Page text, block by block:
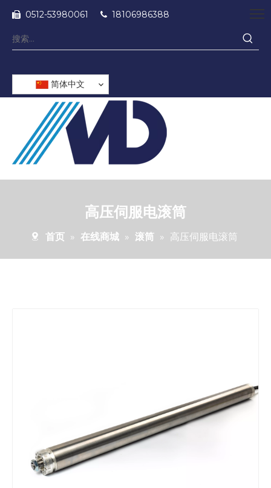
 0512-53980061  18106986388
简体中文
高压伺服电滚筒
首页 » 在线商城 » 滚筒 » 高压伺服电滚筒